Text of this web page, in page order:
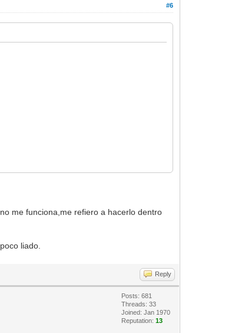
#6
me funciona,me refiero a hacerlo dentro
liado.
Reply
Posts: 681
Threads: 33
Joined: Jan 1970
Reputation:13